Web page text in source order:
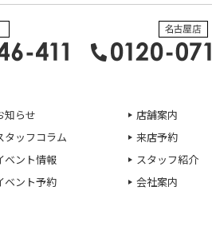
知らせ
タッフコラム
ベント情報
ベント予約
店舗案内
来店予約
スタッフ紹介
会社案内